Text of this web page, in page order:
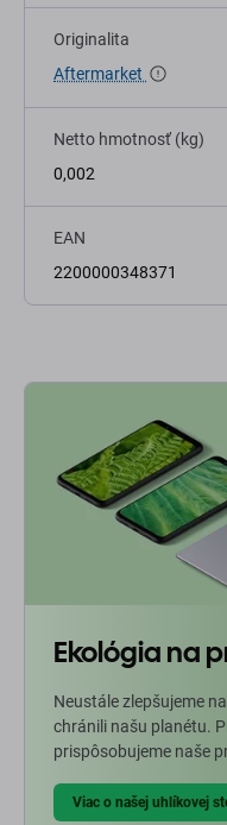
Originalita
Aftermarket
Netto hmotnosť (kg)
0,002
EAN
2200000348371
Ekológia na
Neustále zlepšujeme
chránili našu planétu.
prispôsobujeme naše
Viac o našej uhlíkovej